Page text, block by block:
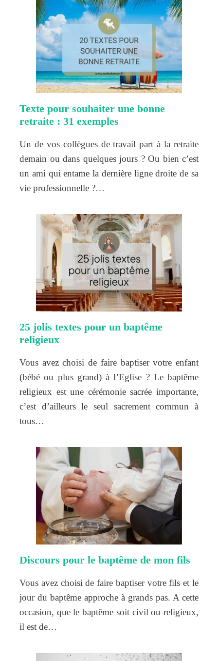
Texte pour souhaiter une bonne
retraite : 31 exemples
Un de vos collègues de travail part à la retraite
demain ou dans quelques jours ? Ou bien c’est
un ami qui entame la dernière ligne droite de sa
vie professionnelle ?…
25 jolis textes pour un baptême
religieux
Vous avez choisi de faire baptiser votre enfant
(bébé ou plus grand) à l’Eglise ? Le baptême
religieux est une cérémonie sacrée importante,
c’est d’ailleurs le seul sacrement commun à
tous…
Discours pour le baptême de mon fils
Vous avez choisi de faire baptiser votre fils et le
jour du baptême approche à grands pas. A cette
occasion, que le baptême soit civil ou religieux,
il est de…